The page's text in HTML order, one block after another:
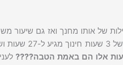
של אותו מחנך ואז גם
אלו הם באמת הטבה????